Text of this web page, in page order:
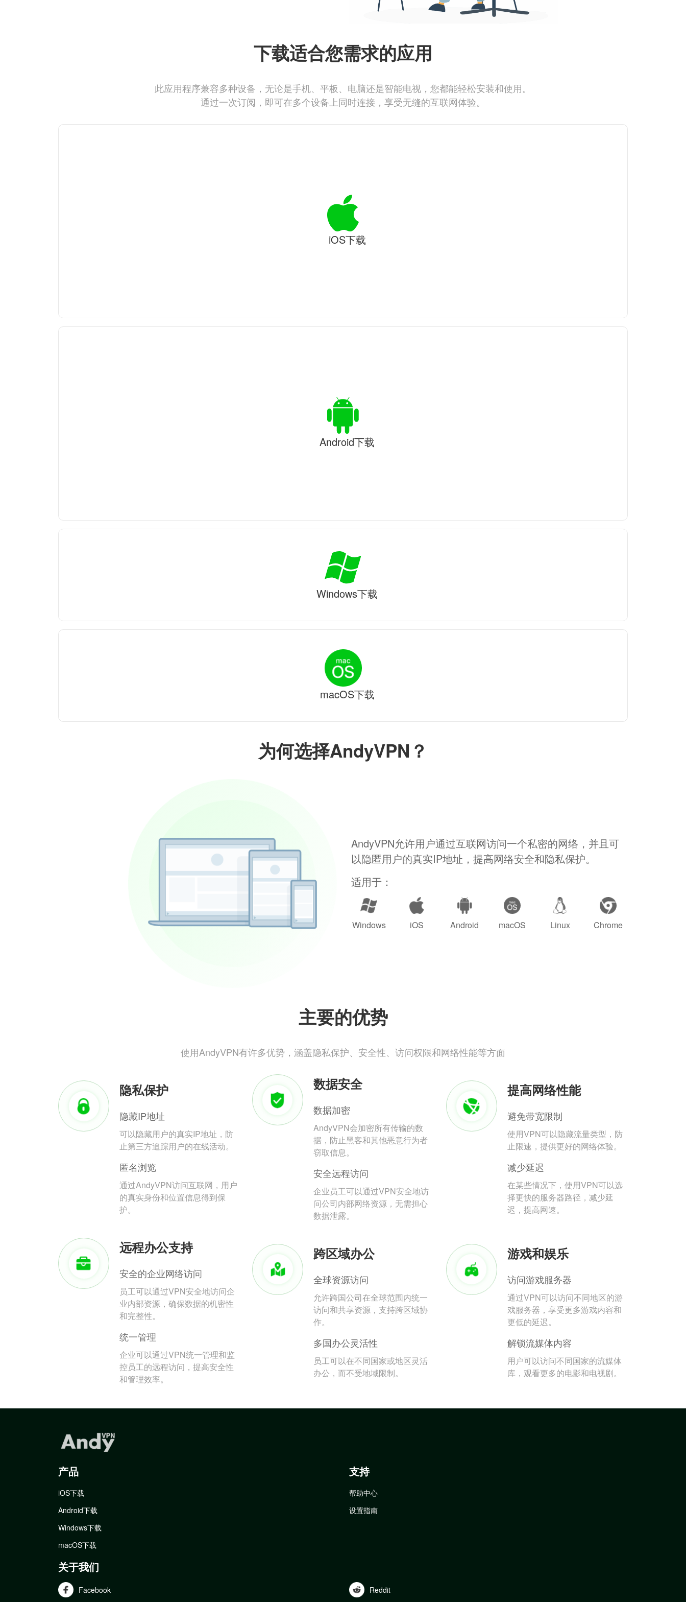
为何选择AndyVPN？
AndyVPN允许用户通过互联网访问一个私密的网络，并且可
以隐匿用户的真实IP地址，提高网络安全和隐私保护。
适用于：
Windows iOS Android macOS Linux Chrome
主要的优势
使用AndyVPN有许多优势，涵盖隐私保护、安全性、访问权限和网络性能等方面
隐私保护
隐藏IP地址
可以隐藏用户的真实IP地址，防
止第三方追踪用户的在线活动。
匿名浏览
通过AndyVPN访问互联网，用户
的真实身份和位置信息得到保
护。
数据安全
数据加密
AndyVPN会加密所有传输的数
据，防止黑客和其他恶意行为者
窃取信息。
安全远程访问
企业员工可以通过VPN安全地访
问公司内部网络资源，无需担心
数据泄露。
提高网络性能
避免带宽限制
使用VPN可以隐藏流量类型，防
止限速，提供更好的网络体验。
减少延迟
在某些情况下，使用VPN可以选
择更快的服务器路径，减少延
迟，提高网速。
远程办公支持
安全的企业网络访问
员工可以通过VPN安全地访问企
业内部资源，确保数据的机密性
和完整性。
统一管理
企业可以通过VPN统一管理和监
控员工的远程访问，提高安全性
和管理效率。
跨区域办公
全球资源访问
允许跨国公司在全球范围内统一
访问和共享资源，支持跨区域协
作。
多国办公灵活性
员工可以在不同国家或地区灵活
办公，而不受地域限制。
游戏和娱乐
访问游戏服务器
通过VPN可以访问不同地区的游
戏服务器，享受更多游戏内容和
更低的延迟。
解锁流媒体内容
用户可以访问不同国家的流媒体
库，观看更多的电影和电视剧。
下载适合您需求的应用
此应用程序兼容多种设备，无论是手机、平板、电脑还是智能电视，您都能轻松安装和使用。
通过一次订阅，即可在多个设备上同时连接，享受无缝的互联网体验。
iOS下载
Android下载
Windows下载
macOS下载
产品
iOS下载
Android下载
Windows下载
macOS下载
支持
帮助中心
设置指南
关于我们
Facebook Reddit